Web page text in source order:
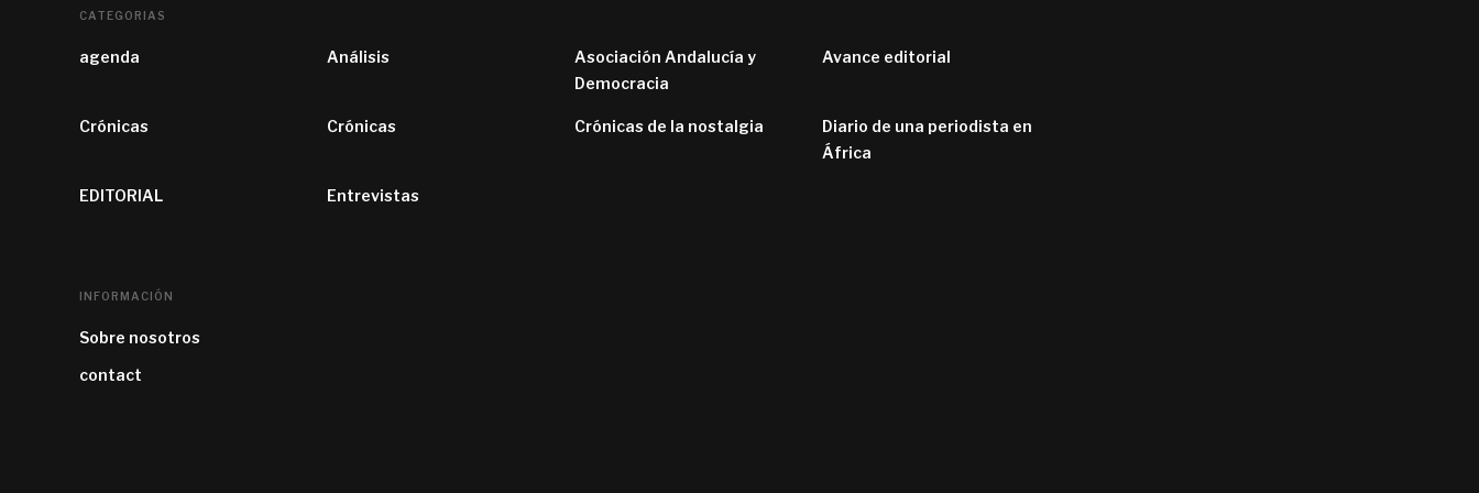
CATEGORIAS
agenda Análisis
Asociación Andalucía y
Democracia
Avance editorial
Crónicas Crónicas Crónicas de la nostalgia
Diario de una periodista en
África
EDITORIAL Entrevistas
INFORMACIÓN
Sobre nosotros
contact